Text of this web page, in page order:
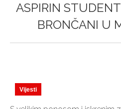
ASPIRIN
BRONČANI U
Vijesti